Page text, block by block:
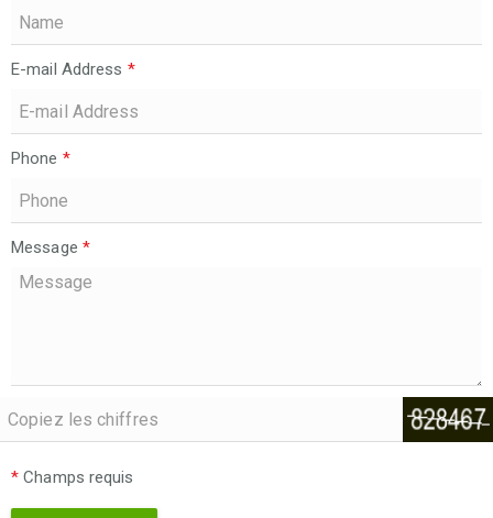
E-mail Address *
Phone *
Message *
* Champs requis